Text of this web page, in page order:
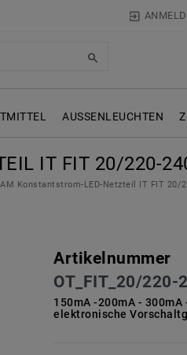
AUSSENLEUCHTEN
IT FIT 20/220-
Konstantstrom-LED-Netzteil IT FIT 20/
Artikelnummer
OT_FIT_20/220-
150mA -200mA -
elektronische